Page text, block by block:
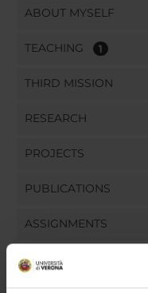
ABOUT MYSELF
TEACHING 1
THIRD MISSION
RESEARCH
PROJECTS
PUBLICATIONS
ASSIGNMENTS